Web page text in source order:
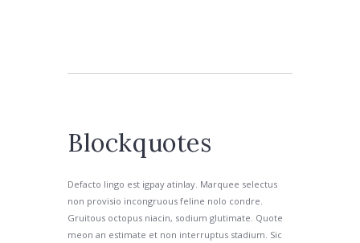
Blockquotes
Defacto lingo est igpay atinlay. Marquee selectus
non provisio incongruous feline nolo condre.
Gruitous octopus niacin, sodium glutimate. Quote
meon an estimate et non interruptus stadium. Sic